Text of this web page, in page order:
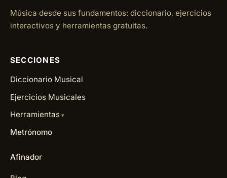
Música desde sus fundamentos: diccionario, ejercicios
interactivos y herramientas gratuitas.
SECCIONES
Diccionario Musical
Ejercicios Musicales
Herramientas
Metrónomo
Afinador